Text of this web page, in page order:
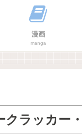
漫画
manga
クラッカー